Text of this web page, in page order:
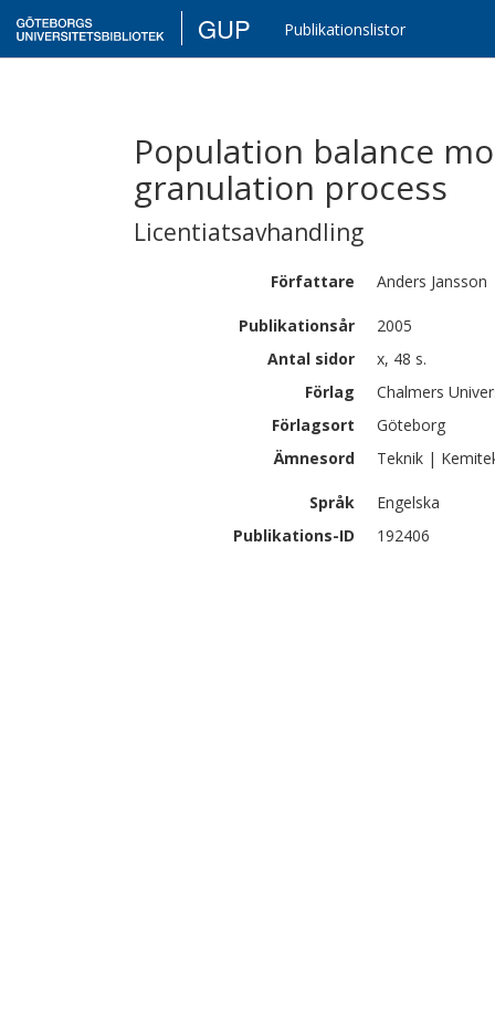
GUP Publikationslistor
Population balance
granulation process
Licentiatsavhandling
Författare Anders Jansson
Publikationsår
2005
Antal sidor
x, 48 s.
Förlag
Chalmers
Förlagsort
Göteborg
Ämnesord
Teknik |
Språk
Engelska
Publikations-ID
192406